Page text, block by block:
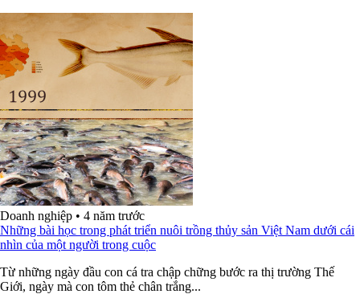
Doanh nghiệp • 4 năm trước
Những bài học trong phát triển nuôi trồng thủy sản Việt Nam dưới cái
nhìn của một người trong cuộc
Từ những ngày đầu con cá tra chập chững bước ra thị trường Thế
Giới, ngày mà con tôm thẻ chân trắng...